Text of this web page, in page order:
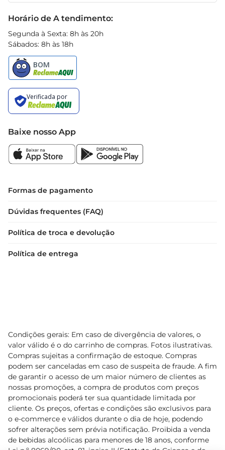
pratos.
Conservação e manuseio
Para garantir que suas laranjas permaneçam
armazenálas em local fresco e arejado. Evite
expor as frutas à luz direta do sol por longos
períodos. Ao manusear, prefira lavar bem antes
do consumo, garantindo que estejam limpas e
prontas para serem saboreadas.
Horário de A tendimento:
Segunda à Sexta: 8h às 20h
Sábados: 8h às 18h
Baixe nosso App
Formas de pagamento
Dúvidas frequentes (FAQ)
Política de troca e devolução
Política de entrega
Condições gerais: Em caso de divergência de valores, o
valor válido é o do carrinho de compras. Fotos ilustrativas.
Compras sujeitas a confirmação de estoque. Compras
podem ser canceladas em caso de suspeita de fraude. A fim
de garantir o acesso de um maior número de clientes as
nossas promoções, a compra de produtos com preços
promocionais poderá ter sua quantidade limitada por
cliente. Os preços, ofertas e condições são exclusivos para
o e-commerce e válidos durante o dia de hoje, podendo
sofrer alterações sem prévia notificação. Proibida a venda
de bebidas alcoólicas para menores de 18 anos, conforme